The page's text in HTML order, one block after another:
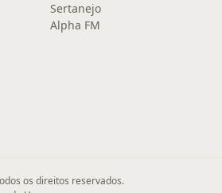
Sertanejo
Alpha FM
os direitos reservados.